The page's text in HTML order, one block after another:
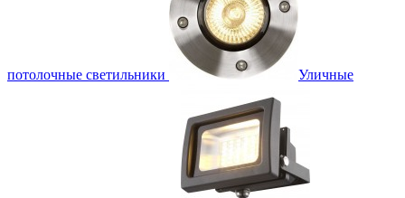
потолочные светильники Уличные